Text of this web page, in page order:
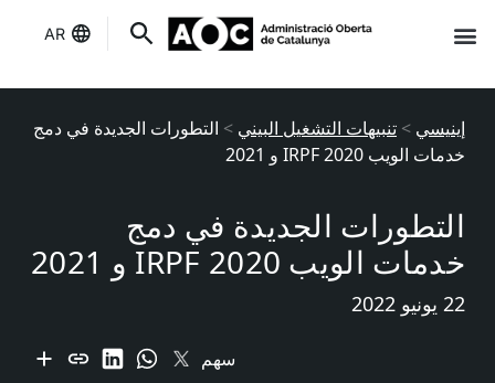
AR
إينيسي > تنبيهات التشغيل البيني > التطورات الجديدة في دمج
خدمات الويب IRPF 2020 و 2021
التطورات الجديدة في دمج
خدمات الويب IRPF 2020 و 2021
22 يونيو 2022
سهم